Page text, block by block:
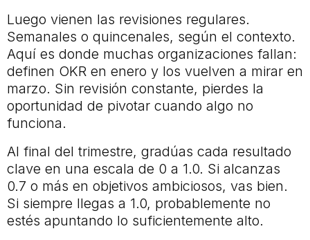
Luego vienen las revisiones regulares.
Semanales o quincenales, según el contexto.
Aquí es donde muchas organizaciones fallan:
definen OKR en enero y los vuelven a mirar en
marzo. Sin revisión constante, pierdes la
oportunidad de pivotar cuando algo no
funciona.
Al final del trimestre, gradúas cada resultado
clave en una escala de 0 a 1.0. Si alcanzas
0.7 o más en objetivos ambiciosos, vas bien.
Si siempre llegas a 1.0, probablemente no
estés apuntando lo suficientemente alto.